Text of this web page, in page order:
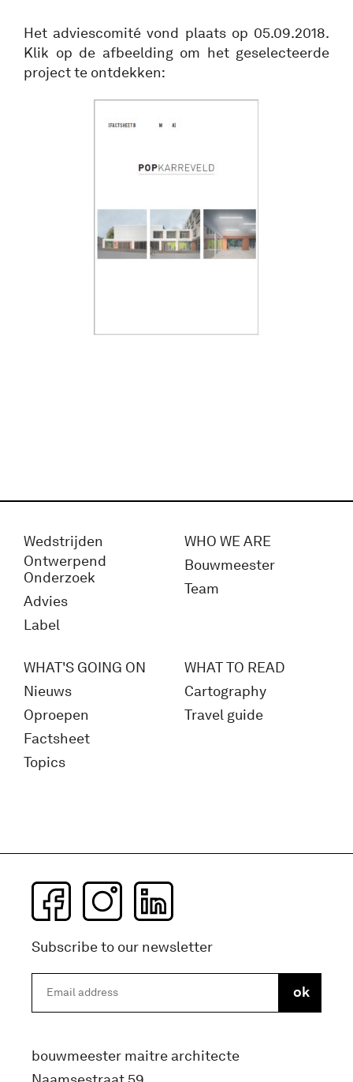
Het adviescomité vond plaats op 05.09.2018.
Klik op de afbeelding om het geselecteerde
project te ontdekken:
Wedstrijden
Ontwerpend
Onderzoek
Advies
Label
WHO WE ARE
Bouwmeester
Team
WHAT'S GOING ON
Nieuws
Oproepen
Factsheet
Topics
WHAT TO READ
Cartography
Travel guide
Subscribe to our newsletter
bouwmeester maitre architecte